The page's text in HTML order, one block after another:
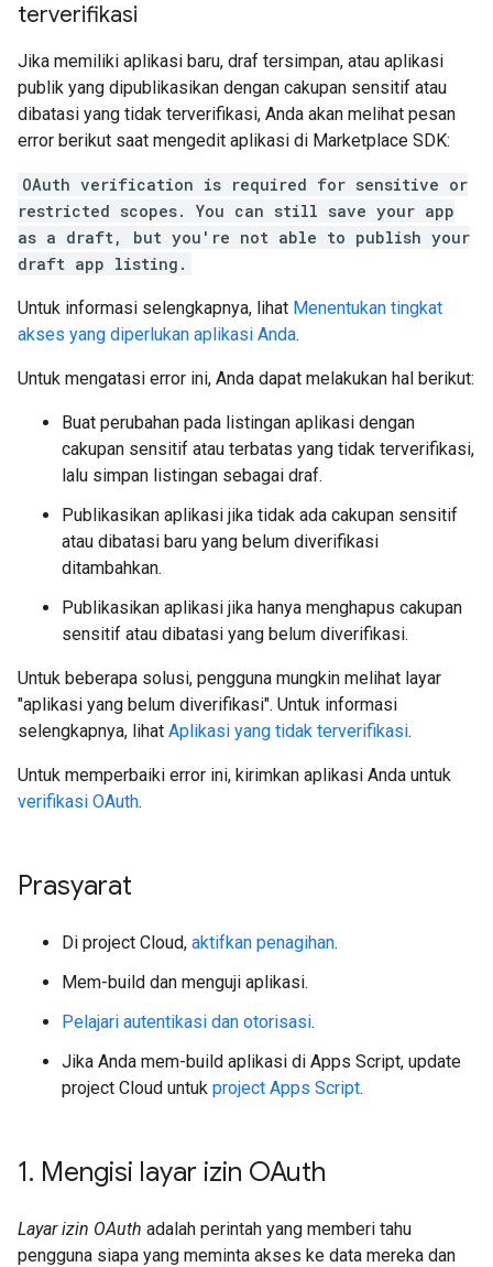
terverifikasi
Jika memiliki aplikasi baru, draf tersimpan, atau aplikasi
publik yang dipublikasikan dengan cakupan sensitif atau
dibatasi yang tidak terverifikasi, Anda akan melihat pesan
error berikut saat mengedit aplikasi di Marketplace SDK:
OAuth verification is required for sensitive or
restricted scopes. You can still save your app
as a draft, but you're not able to publish your
draft app listing.
Untuk informasi selengkapnya, lihat Menentukan tingkat
akses yang diperlukan aplikasi Anda.
Untuk mengatasi error ini, Anda dapat melakukan hal berikut:
Buat perubahan pada listingan aplikasi dengan
cakupan sensitif atau terbatas yang tidak terverifikasi,
lalu simpan listingan sebagai draf.
Publikasikan aplikasi jika tidak ada cakupan sensitif
atau dibatasi baru yang belum diverifikasi
ditambahkan.
Publikasikan aplikasi jika hanya menghapus cakupan
sensitif atau dibatasi yang belum diverifikasi.
Untuk beberapa solusi, pengguna mungkin melihat layar
"aplikasi yang belum diverifikasi". Untuk informasi
selengkapnya, lihat Aplikasi yang tidak terverifikasi.
Untuk memperbaiki error ini, kirimkan aplikasi Anda untuk
verifikasi OAuth.
Prasyarat
Di project Cloud, aktifkan penagihan.
Mem-build dan menguji aplikasi.
Pelajari autentikasi dan otorisasi.
Jika Anda mem-build aplikasi di Apps Script, update
project Cloud untuk project Apps Script.
1. Mengisi layar izin OAuth
Layar izin OAuth adalah perintah yang memberi tahu
pengguna siapa yang meminta akses ke data mereka dan